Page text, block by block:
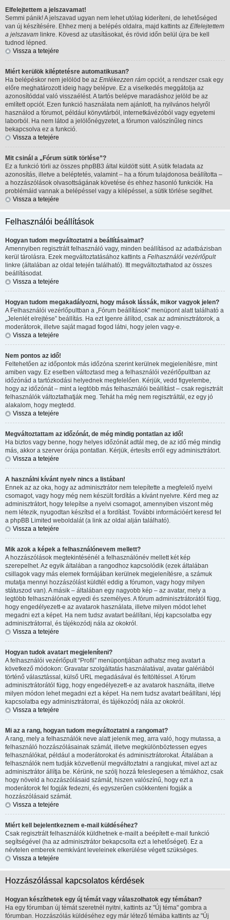
Elfelejtettem a jelszavamat!
Semmi pánik! A jelszavad ugyan nem lehet utólag kideríteni, de lehetőséged
van új készítésére. Ehhez menj a belépés oldalra, majd kattints az Elfelejtettem
a jelszavam linkre. Kövesd az utasításokat, és rövid időn belül újra be kell
tudnod lépned.
Vissza a tetejére
Miért kerülök kiléptetésre automatikusan?
Ha belépéskor nem jelölöd be az Emlékezzen rám opciót, a rendszer csak egy
előre meghatározott ideig hagy belépve. Ez a viselkedés meggátolja az
azonosítóddal való visszaélést. A tartós belépve maradáshoz jelöld be az
említett opciót. Ezen funkció használata nem ajánlott, ha nyilvános helyről
használod a fórumot, például könyvtárból, internetkávézóból vagy egyetemi
laborból. Ha nem látod a jelölőnégyzetet, a fórumon valószínűleg nincs
bekapcsolva ez a funkció.
Vissza a tetejére
Mit csinál a „Fórum sütik törlése”?
Ez a funkció törli az összes phpBB3 által küldött sütit. A sütik feladata az
azonosítás, illetve a beléptetés, valamint – ha a fórum tulajdonosa beállította –
a hozzászólások olvasottságának követése és ehhez hasonló funkciók. Ha
problémáid vannak a belépéssel vagy a kilépéssel, a sütik törlése segíthet.
Vissza a tetejére
Felhasználói beállítások
Hogyan tudom megváltoztatni a beállításaimat?
Amennyiben regisztrált felhasználó vagy, minden beállításod az adatbázisban
kerül tárolásra. Ezek megváltoztatásához kattints a Felhasználói vezérlőpult
linkre (általában az oldal tetején található). Itt megváltoztathatod az összes
beállításodat.
Vissza a tetejére
Hogyan tudom megakadályozni, hogy mások lássák, mikor vagyok jelen?
A Felhasználói vezérlőpultban a „Fórum beállítások” menüpont alatt található a
„Jelenlét elrejtése” beállítás. Ha ezt Igenre állítod, csak az adminisztrátorok, a
moderátorok, illetve saját magad fogod látni, hogy jelen vagy-e.
Vissza a tetejére
Nem pontos az idő!
Feltehetően az időpontok más időzóna szerint kerülnek megjelenítésre, mint
amiben vagy. Ez esetben változtasd meg a felhasználói vezérlőpultban az
időzónád a tartózkodási helyednek megfelelően. Kérjük, vedd figyelembe,
hogy az időzónát – mint a legtöbb más felhasználói beállítást – csak regisztrált
felhasználók változtathatják meg. Tehát ha még nem regisztráltál, ez egy jó
alakalom, hogy megtedd.
Vissza a tetejére
Megváltoztattam az időzónát, de még mindig pontatlan az idő!
Ha biztos vagy benne, hogy helyes időzónát adtál meg, de az idő még mindig
más, akkor a szerver órája pontatlan. Kérjük, értesíts erről egy adminisztrátort.
Vissza a tetejére
A használni kívánt nyelv nincs a listában!
Ennek az az oka, hogy az adminisztrátor nem telepítette a megfelelő nyelvi
csomagot, vagy hogy még nem készült fordítás a kívánt nyelvre. Kérd meg az
adminisztrátort, hogy telepítse a nyelvi csomagot, amennyiben viszont még
nem létezik, nyugodtan készítsd el a fordítást. További információért keresd fel
a phpBB Limited weboldalát (a link az oldal alján található).
Vissza a tetejére
Mik azok a képek a felhasználónevem mellett?
A hozzászólások megtekintésénél a felhasználónév mellett két kép
szerepelhet. Az egyik általában a rangodhoz kapcsolódik (ezek általában
csillagok vagy más elemek formájában kerülnek megjelenítésre, a számuk
mutatja mennyi hozzászólást küldtél eddig a fórumon, vagy hogy milyen
státuszod van). A másik – általában egy nagyobb kép – az avatar, mely a
legtöbb felhasználónak egyedi és személyes. A fórum adminisztrátorától függ,
hogy engedélyezett-e az avatarok használata, illetve milyen módot lehet
megadni ezt a képet. Ha nem tudsz avatart beállítani, lépj kapcsolatba egy
adminisztrátorral, és tájékozódj nála az okokról.
Vissza a tetejére
Hogyan tudok avatart megjeleníteni?
A felhasználói vezérlőpult “Profil” menüpontjában adhatsz meg avatart a
következő módokon: Gravatar szolgáltatás használatával, avatar galériából
történő választással, külső URL megadásával és feltöltéssel. A fórum
adminisztrátorától függ, hogy engedélyezett-e az avatarok használta, illetve
milyen módon lehet megadni ezt a képet. Ha nem tudsz avatart beállítani, lépj
kapcsolatba egy adminisztrátorral, és tájékozódj nála az okokról.
Vissza a tetejére
Mi az a rang, hogyan tudom megváltoztatni a rangomat?
A rang, mely a felhasználók neve alatt jelenik meg, arra való, hogy mutassa, a
felhasználó hozzászólásainak számát, illetve megkülönböztessen egyes
felhasználókat, például a moderátorokat és adminisztrátorokat. Általában a
felhasználók nem tudják közvetlenül megváltoztatni a rangjukat, mivel azt az
adminisztrátor állítja be. Kérünk, ne szólj hozzá feleslegesen a témákhoz, csak
hogy növeld a hozzászólásaid számát, hiszen valószínű, hogy ezt a
moderátorok fel fogják fedezni, és egyszerűen csökkenteni fogják a
hozzászólásaid számát.
Vissza a tetejére
Miért kell bejelentkeznem e-mail küldéséhez?
Csak regisztrált felhasználók küldhetnek e-mailt a beépített e-mail funkció
segítségével (ha az adminisztrátor bekapcsolta ezt a lehetőséget). Ez a
névtelen emberek nemkívánt leveleinek elkerülése végett szükséges.
Vissza a tetejére
Hozzászólással kapcsolatos kérdések
Hogyan készíthetek egy új témát vagy válaszolhatok egy témában?
Ha egy fórumban új témát szeretnél nyitni, kattints az "Új téma" gombra a
fórumban. Hozzászólás küldéséhez egy már létező témába kattints az "Új